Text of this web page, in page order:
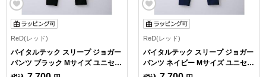
ReD(レッド)
バイタルテック スリープ ジョガー
パンツ ブラック Mサイズ ユニセッ
クス
ReD(レッド)
バイタルテック スリープ ジョガー
パンツ ネイビー Mサイズ ユニセッ
クス